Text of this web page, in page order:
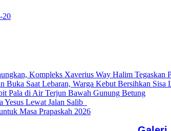
20
Kompleks Xaverius Way Halim Tegaskan
Buka Saat Lebaran, Warga Kebut Bersihkan Sisa
Pala di Air Terjun Bawah Gunung Betung
Yesus Lewat Jalan Salib
Masa Prapaskah 2026